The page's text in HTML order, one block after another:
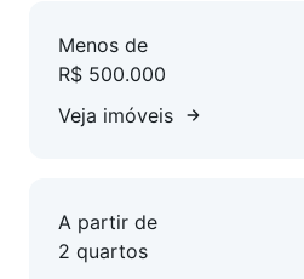
Menos de
R$ 500.000
Veja imóveis
A partir de
2 quartos